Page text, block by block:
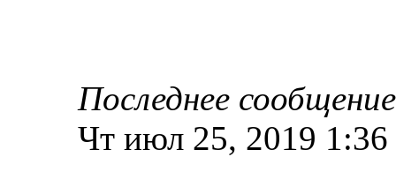
Последнее сообщение
Чт июл 25, 2019 1:36